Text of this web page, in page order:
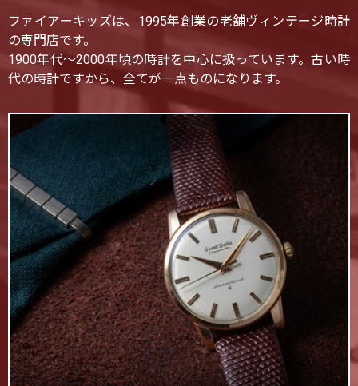
ファイアーキッズは、1995年創業の老舗ヴィンテージ時計
の専門店です。
1900年代〜2000年頃の時計を中心に扱っています。古い時
代の時計ですから、全てが一点ものになります。